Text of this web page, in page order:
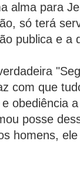
alma para
só terá
publica e a
com que
obediência
posse
homens,